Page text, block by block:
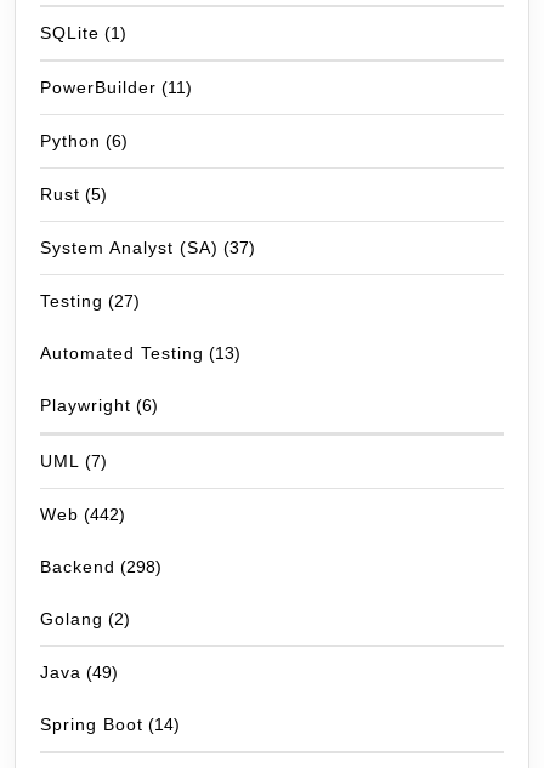
SQLite (1)
PowerBuilder (11)
Python (6)
Rust (5)
System Analyst (SA) (37)
Testing (27)
Automated Testing (13)
Playwright (6)
UML (7)
Web (442)
Backend (298)
Golang (2)
Java (49)
Spring Boot (14)